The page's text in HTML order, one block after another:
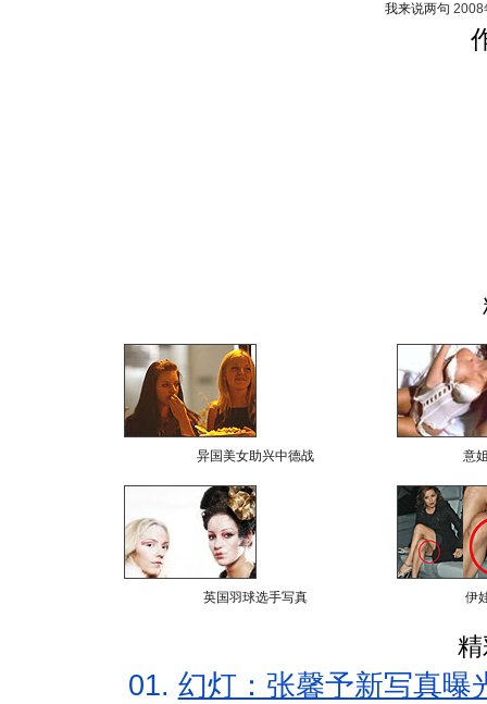
我来说两句 2008
异国美女助兴中德战 意
英国羽球选手写真 伊
01. 幻灯：张馨予新写真曝